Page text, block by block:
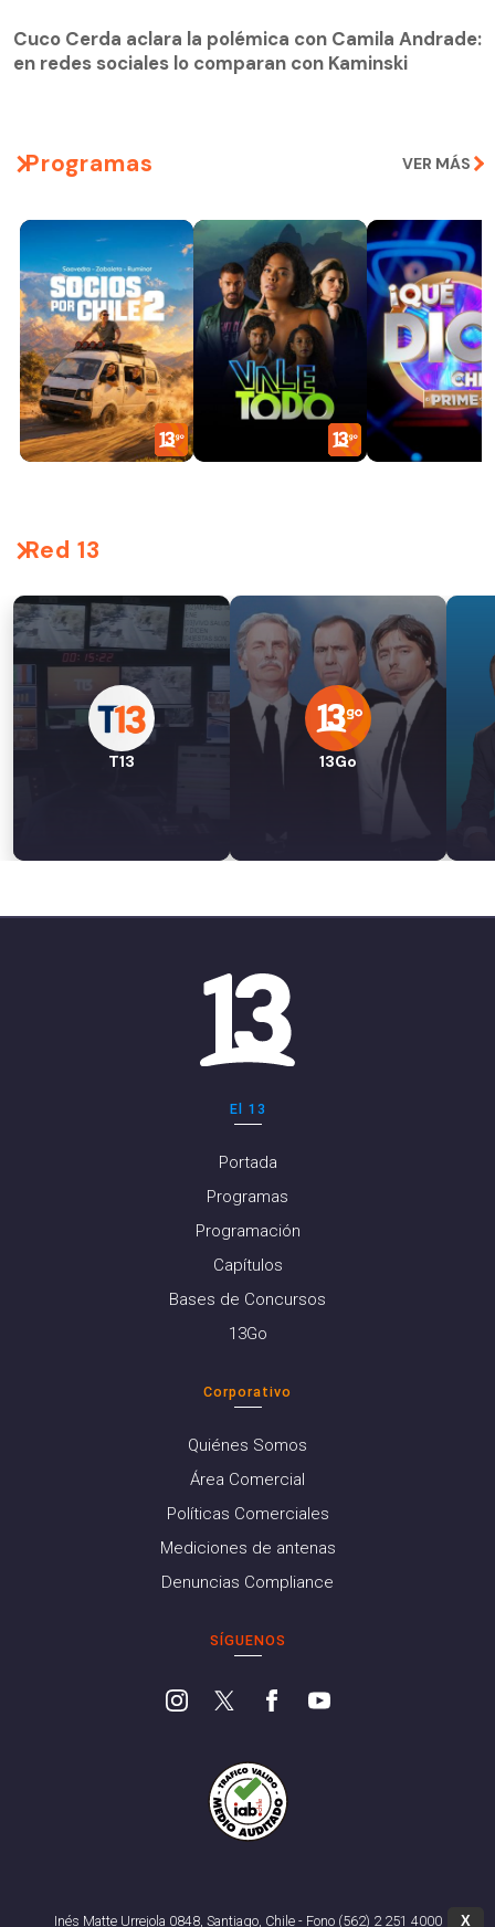
Cuco Cerda aclara la polémica con Camila Andrade:
en redes sociales lo comparan con Kaminski
Programas VER MÁS
Red 13
T13 13Go
El 13
Portada
Programas
Programación
Capítulos
Bases de Concursos
13Go
Corporativo
Quiénes Somos
Área Comercial
Políticas Comerciales
Mediciones de antenas
Denuncias Compliance
SÍGUENOS
Inés Matte Urrejola 0848, Santiago, Chile - Fono (562) 2 251 4000 X